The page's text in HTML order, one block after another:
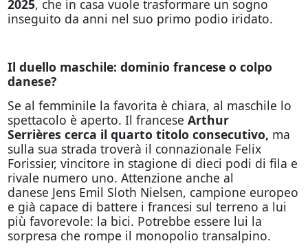
2025, che in casa vuole trasformare un sogno
inseguito da anni nel suo primo podio iridato.
Il duello maschile: dominio francese o colpo
danese?
Se al femminile la favorita è chiara, al maschile lo
spettacolo è aperto. Il francese Arthur
Serrières cerca il quarto titolo consecutivo, ma
sulla sua strada troverà il connazionale Felix
Forissier, vincitore in stagione di dieci podi di fila e
rivale numero uno. Attenzione anche al
danese Jens Emil Sloth Nielsen, campione europeo
e già capace di battere i francesi sul terreno a lui
più favorevole: la bici. Potrebbe essere lui la
sorpresa che rompe il monopolio transalpino.